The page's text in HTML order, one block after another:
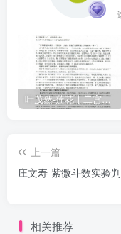
叶茂然-莲花十二宫佛家奇门面授及答疑
上一篇
庄文寿-紫微斗数实验
相关推荐